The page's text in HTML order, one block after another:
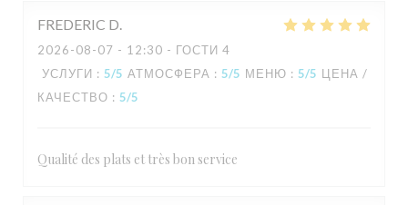
FREDERIC D
2026-08-07 - 12:30 - ГОСТИ 4
УСЛУГИ : 5/5 АТМОСФЕРА : 5/5 МЕНЮ : 5/5 ЦЕНА /
КАЧЕСТВО : 5/5
Qualité des plats et très bon service